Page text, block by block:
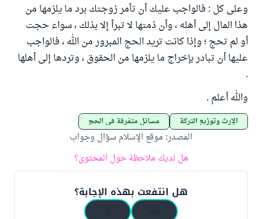
وعلى كل : فالواجب عليك أن تأمر زوجتك برد ما يلزمها من
هذا المال إلى أهله ، وأن ذمتها لا تبرأ إلا بذلك ، سواء حجت
أو لم تحج ؛ وإذا كانت تريد الحج المبرور من الله ، فالواجب
عليها أن تبادر بإخراج ما يلزمها من الحقوق ، وتردها إلى أهلها
.
والله أعلم .
الإرث وتوزيع التركة مسائل متفرقة في الحج
المصدر: موقع الإسلام سؤال وجواب
هل لديك ملاحظة حول المحتوى؟
هل انتفعت بهذه الإجابة؟